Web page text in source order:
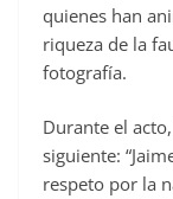
quienes han
riqueza de la
fotografía.
Durante el
siguiente:
respeto por la